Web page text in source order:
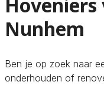
Nunhem
Ben je op zoek naar
onderhouden of